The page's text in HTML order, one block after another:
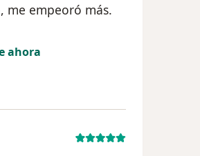
me empeoró más.
usuario JBA
ahora